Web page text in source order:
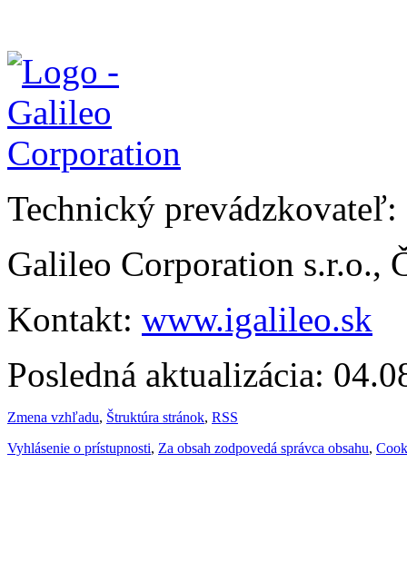
Technický prevádzkovateľ:
Galileo Corporation s.r.o.,
Kontakt: www.igalileo.sk
Posledná aktualizácia:
Zmena vzhľadu, Štruktúra stránok, RSS
Vyhlásenie o prístupnosti, Za obsah zodpovedá správca obsahu,